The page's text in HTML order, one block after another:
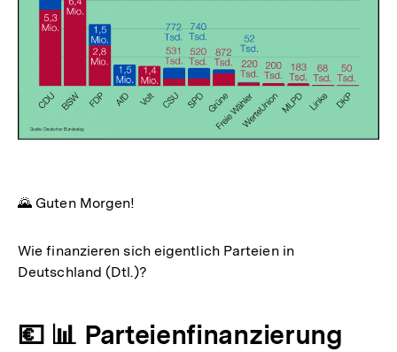
🌄 Guten Morgen!
Wie finanzieren sich eigentlich Parteien in
Deutschland (Dtl.)?
💶 📊 Parteienfinanzierung